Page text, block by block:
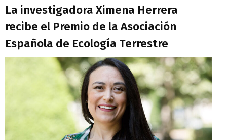
La investigadora Ximena Herrera
recibe el Premio de la Asociación
Española de Ecología Terrestre